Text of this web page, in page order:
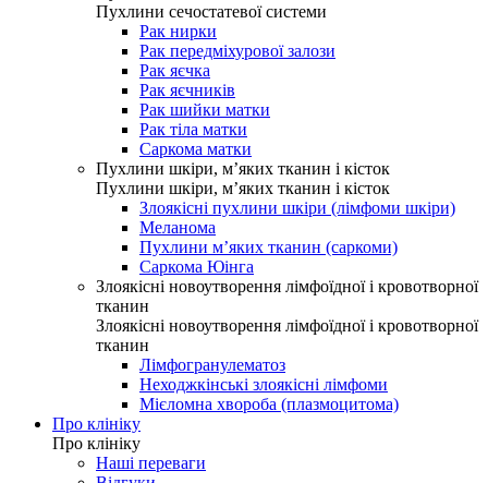
Пухлини сечостатевої системи
Рак нирки
Рак передміхурової залози
Рак яєчка
Рак яєчників
Рак шийки матки
Рак тіла матки
Саркома матки
Пухлини шкіри, м’яких тканин і кісток
Пухлини шкіри, м’яких тканин і кісток
Злоякісні пухлини шкіри (лімфоми шкіри)
Меланома
Пухлини м’яких тканин (саркоми)
Саркома Юінга
Злоякісні новоутворення лімфоїдної і кровотворної
тканин
Злоякісні новоутворення лімфоїдної і кровотворної
тканин
Лімфогранулематоз
Неходжкінські злоякісні лімфоми
Мієломна хвороба (плазмоцитома)
Про клініку
Про клініку
Наші переваги